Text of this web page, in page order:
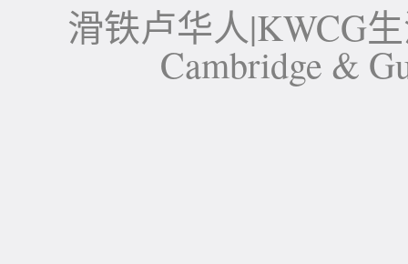
滑铁卢华人|KWCG
Cambridge &